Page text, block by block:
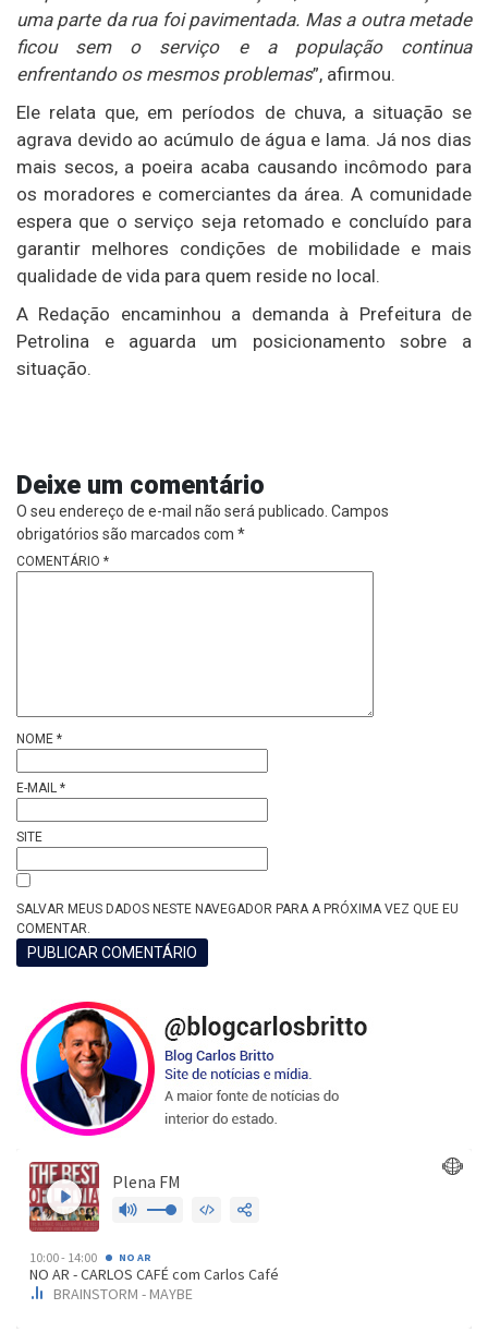
uma parte da rua foi pavimentada. Mas a outra metade
ficou sem o serviço e a população continua
enfrentando os mesmos problemas”, afirmou.
Ele relata que, em períodos de chuva, a situação se
agrava devido ao acúmulo de água e lama. Já nos dias
mais secos, a poeira acaba causando incômodo para
os moradores e comerciantes da área. A comunidade
espera que o serviço seja retomado e concluído para
garantir melhores condições de mobilidade e mais
qualidade de vida para quem reside no local.
A Redação encaminhou a demanda à Prefeitura de
Petrolina e aguarda um posicionamento sobre a
situação.
Deixe um comentário
O seu endereço de e-mail não será publicado. Campos
obrigatórios são marcados com *
COMENTÁRIO *
NOME *
E-MAIL *
SITE
SALVAR MEUS DADOS NESTE NAVEGADOR PARA A PRÓXIMA VEZ QUE EU
COMENTAR.